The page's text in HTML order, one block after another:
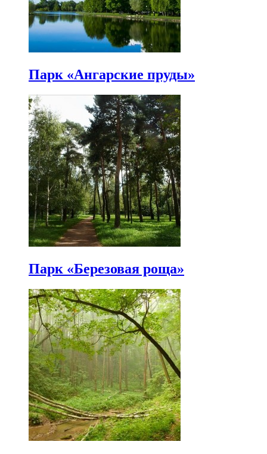
Парк «Ангарские пруды»
Парк «Березовая роща»